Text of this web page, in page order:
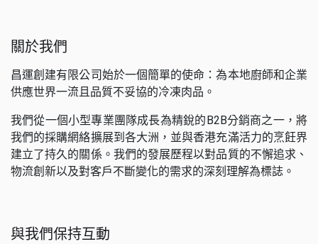
關於我們
昌運創建有限公司始於一個簡單的使命：為本地廚師和企業
供應世界一流且品質不妥協的冷凍肉品。
我們從一個小型專業團隊成長為精銳的B2B分銷商之一，將
我們的採購網絡擴展到各大洲，並與香港充滿活力的烹飪界
建立了持久的關係。我們的發展歷程以對品質的不懈追求、
物流創新以及對客戶不斷變化的需求的深刻理解為標誌。
與我們保持互動